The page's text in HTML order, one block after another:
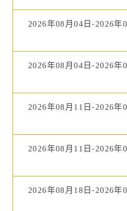
2026年08月04日-2026年
2026年08月04日-2026年
2026年08月11日-2026年
2026年08月11日-2026年
2026年08月18日-2026年